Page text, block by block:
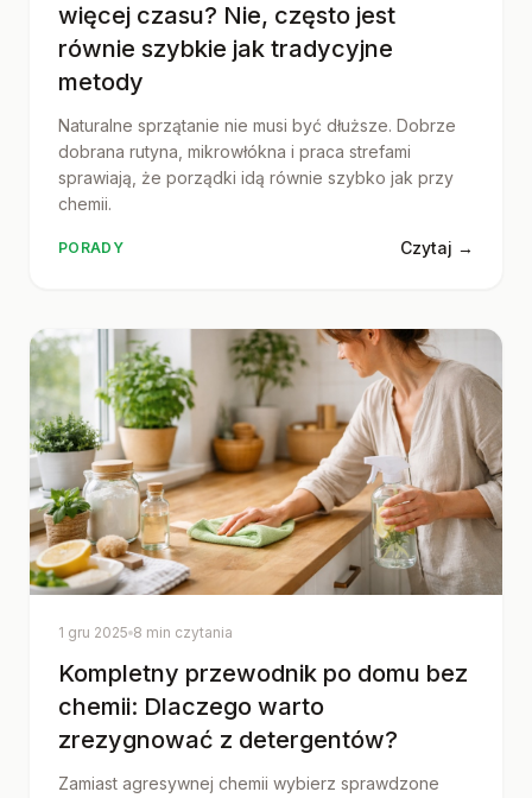
więcej czasu? Nie, często jest
równie szybkie jak tradycyjne
metody
Naturalne sprzątanie nie musi być dłuższe. Dobrze
dobrana rutyna, mikrowłókna i praca strefami
sprawiają, że porządki idą równie szybko jak przy
chemii.
PORADY Czytaj →
1 gru 2025 8 min czytania
Kompletny przewodnik po domu bez
chemii: Dlaczego warto
zrezygnować z detergentów?
Zamiast agresywnej chemii wybierz sprawdzone